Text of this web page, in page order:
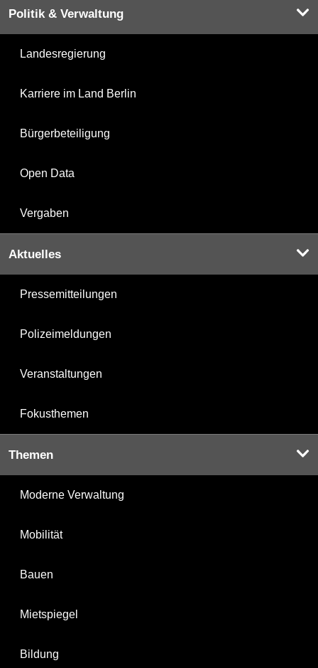
Politik & Verwaltung
Landesregierung
Karriere im Land Berlin
Bürgerbeteiligung
Open Data
Vergaben
Aktuelles
Pressemitteilungen
Polizeimeldungen
Veranstaltungen
Fokusthemen
Themen
Moderne Verwaltung
Mobilität
Bauen
Mietspiegel
Bildung